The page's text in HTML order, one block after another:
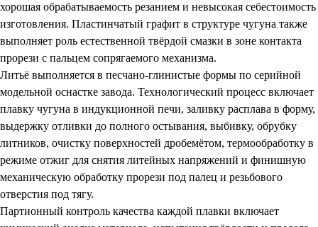
хорошая обрабатываемость резанием и невысокая себестоимость
изготовления. Пластинчатый графит в структуре чугуна также
выполняет роль естественной твёрдой смазки в зоне контакта
прорези с пальцем сопрягаемого механизма.
Литьё выполняется в песчано-глинистые формы по серийной
модельной оснастке завода. Технологический процесс включает
плавку чугуна в индукционной печи, заливку расплава в форму,
выдержку отливки до полного остывания, выбивку, обрубку
литников, очистку поверхностей дробемётом, термообработку в
режиме отжиг для снятия литейных напряжений и финишную
механическую обработку прорези под палец и резьбового
отверстия под тягу.
Партионный контроль качества каждой плавки включает